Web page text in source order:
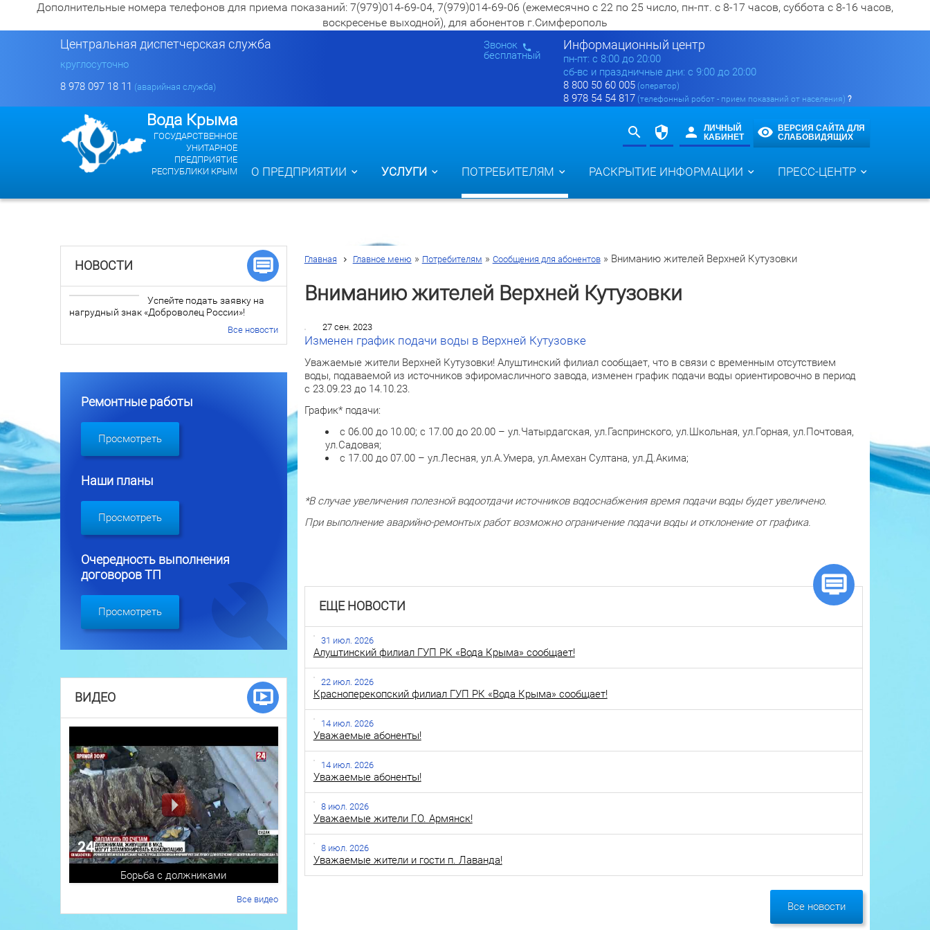
Дополнительные номера телефонов для приема показаний: 7(979)014-69-04, 7(979)014-69-06 (ежемесячно с 22 по 25 число, пн-пт. с 8-17 часов, суббота с 8-16 часов,
воскресенье выходной), для абонентов г.Симферополь
Информационный центр
пн-пт: c 8:00 до 20:00
сб-вс и праздничные дни: с 9:00 до 20:00
8 800 50 60 005 (оператор)
8 978 54 54 817 (телефонный робот - прием показаний от населения) ?
Звонок
бесплатный
Центральная диспетчерская служба
круглосуточно
8 978 097 18 11 (аварийная служба)
Вода Крыма
ГОСУДАРСТВЕННОЕ
УНИТАРНОЕ
ПРЕДПРИЯТИЕ
РЕСПУБЛИКИ КРЫМ
ЛИЧНЫЙ
КАБИНЕТ
ВЕРСИЯ САЙТА ДЛЯ
СЛАБОВИДЯЩИХ
О ПРЕДПРИЯТИИ УСЛУГИ ПОТРЕБИТЕЛЯМ РАСКРЫТИЕ ИНФОРМАЦИИ ПРЕСС-ЦЕНТР
Главная Главное меню » Потребителям » Сообщения для абонентов» Вниманию жителей Верхней Кутузовки
Вниманию жителей Верхней Кутузовки
27 сен. 2023
Изменен график подачи воды в Верхней Кутузовке
Уважаемые жители Верхней Кутузовки! Алуштинский филиал сообщает, что в связи с временным отсутствием
воды, подаваемой из источников эфиромасличного завода, изменен график подачи воды ориентировочно в период
с 23.09.23 до 14.10.23.
График* подачи:
с 06.00 до 10.00; с 17.00 до 20.00 – ул.Чатырдагская, ул.Гаспринского, ул.Школьная, ул.Горная, ул.Почтовая,
ул.Садовая;
с 17.00 до 07.00 – ул.Лесная, ул.А.Умера, ул.Амехан Султана, ул.Д.Акима;
*В случае увеличения полезной водоотдачи источников водоснабжения время подачи воды будет увеличено.
При выполнение аварийно-ремонтых работ возможно ограничение подачи воды и отклонение от графика.
ЕЩЕ НОВОСТИ
31 июл. 2026
Алуштинский филиал ГУП РК «Вода Крыма» сообщает!
22 июл. 2026
Красноперекопский филиал ГУП РК «Вода Крыма» сообщает!
14 июл. 2026
Уважаемые абоненты!
14 июл. 2026
Уважаемые абоненты!
8 июл. 2026
Уважаемые жители Г.О. Армянск!
8 июл. 2026
Уважаемые жители и гости п. Лаванда!
Все новости
НОВОСТИ
Успейте подать заявку на
нагрудный знак «Доброволец России»!
Все новости
Ремонтные работы
Просмотреть
Наши планы
Просмотреть
Очередность выполнения
договоров ТП
Просмотреть
ВИДЕО
Борьба с должниками
Все видео